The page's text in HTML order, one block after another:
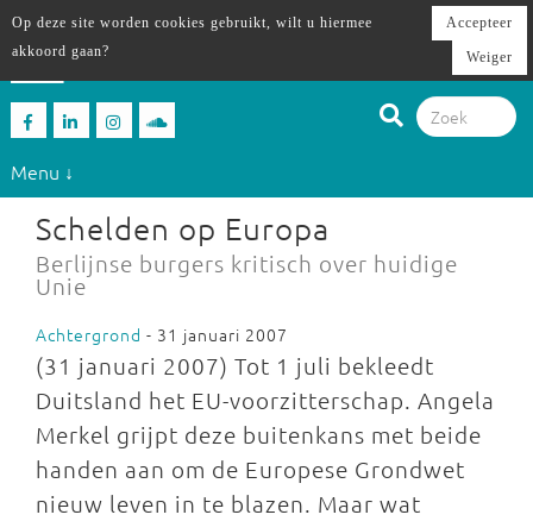
Menu ↓
Schelden op Europa
Berlijnse burgers kritisch over huidige
Unie
Achtergrond - 31 januari 2007
(31 januari 2007) Tot 1 juli bekleedt
Duitsland het EU-voorzitterschap. Angela
Merkel grijpt deze buitenkans met beide
handen aan om de Europese Grondwet
nieuw leven in te blazen. Maar wat
Op deze site worden cookies gebruikt, wilt u hiermee
akkoord gaan?
Accepteer
Weiger